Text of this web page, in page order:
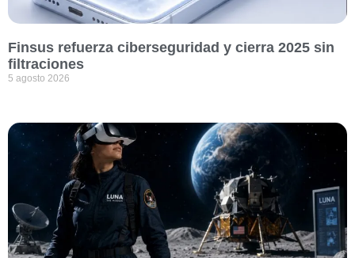
Finsus refuerza ciberseguridad y cierra 2025 sin
filtraciones
5 agosto 2026